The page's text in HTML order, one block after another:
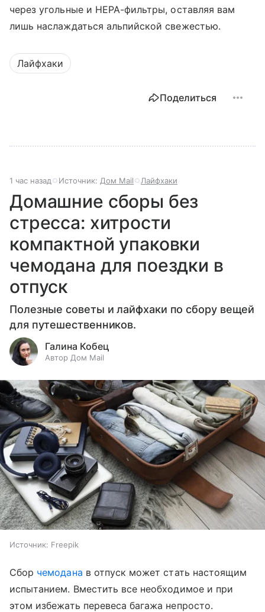
через угольные и HEPA-фильтры, оставляя вам
лишь наслаждаться альпийской свежестью.
Лайфхаки
Поделиться
1 час назад Источник: Дом Mail Лайфхаки
Домашние сборы без
стресса: хитрости
компактной упаковки
чемодана для поездки в
отпуск
Полезные советы и лайфхаки по сбору вещей
для путешественников.
Галина Кобец
Автор Дом Mail
Источник: Freepik
Сбор чемодана в отпуск может стать настоящим
испытанием. Вместить все необходимое и при
этом избежать перевеса багажа непросто.